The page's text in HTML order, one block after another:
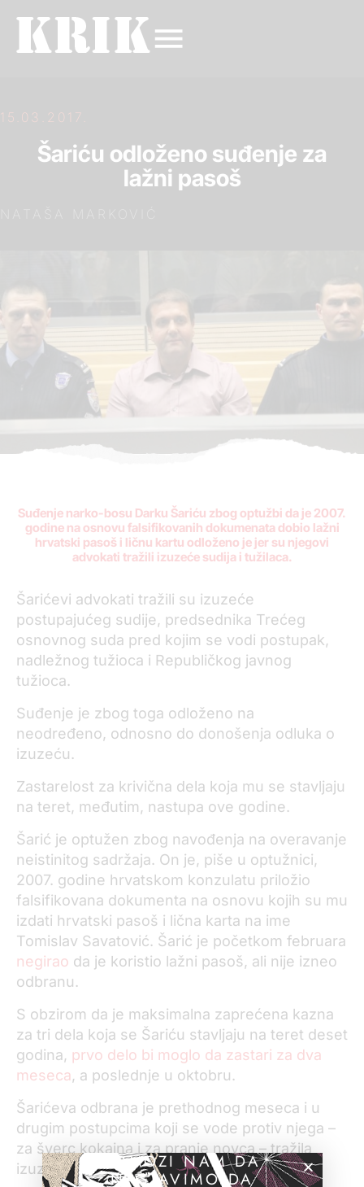
15.03.2017.
Šariću odloženo suđenje za
lažni pasoš
Suđenje narko-bosu Darku Šariću zbog optužbi da je 2007.
godine na osnovu falsifikovanih dokumenata dobio lažni
hrvatski pasoš i ličnu kartu odloženo je jer su njegovi
advokati tražili izuzeće sudija i tužilaca.
Šarićevi advokati tražili su izuzeće
postupajućeg sudije, predsednika Trećeg
osnovnog suda pred kojim se vodi postupak,
nadležnog tužioca i Republičkog javnog
tužioca.
Suđenje je zbog toga odloženo na
neodređeno, odnosno do donošenja odluka o
izuzeću.
Zastarelost za krivična dela koja mu se stavljaju
na teret, međutim, nastupa ove godine.
Šarić je optužen zbog navođenja na overavanje
neistinitog sadržaja. On je, piše u optužnici,
2007. godine hrvatskom konzulatu priložio
falsifikovana dokumenta na osnovu kojih su mu
izdati hrvatski pasoš i lična karta na ime
Tomislav Savatović. Šarić je početkom februara
negirao da je koristio lažni pasoš, ali nije izneo
odbranu.
S obzirom da je maksimalna zaprećena kazna
za tri dela koja se Šariću stavljaju na teret deset
godina, prvo delo bi moglo da zastari za dva
meseca, a poslednje u oktobru.
Šarićeva odbrana je prethodnog meseca i u
drugim postupcima koji se vode protiv njega –
za šverc kokaina i za pranje novca – tražila
izuzeće tužioca, odnosno sudskog veća.
POMOZI NAM DA
NASTAVIMO DA